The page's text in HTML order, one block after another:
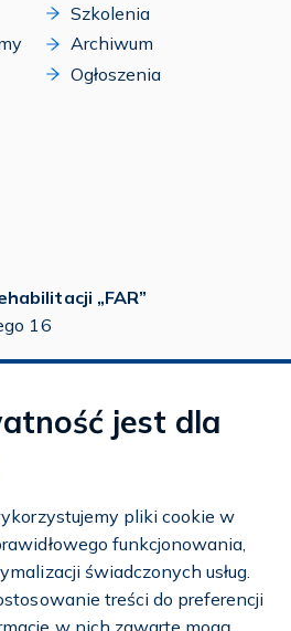
Szkolenia
Archiwum
Ogłoszenia
„FAR”
16
jest dla
pliki cookie w
funkcjonowania,
świadczonych usług.
treści do preferencji
w nich zawarte mogą